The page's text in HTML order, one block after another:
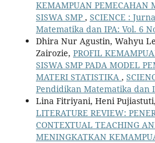
KEMAMPUAN PEMECAHAN
SISWA SMP , SCIENCE :
Matematika dan IPA: Vol. 6
Dhira Nur Agustin, Wahyu
Zairozie, PROFIL
SISWA SMP PADA MODEL
MATERI STATISTIKA ,
Pendidikan Matematika dan
Lina Fitriyani, Heni Pujiastuti,
LITERATURE REVIEW:
CONTEXTUAL TEACHING
MENINGKATKAN